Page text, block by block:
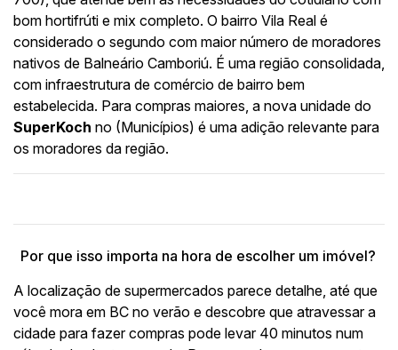
bom hortifrúti e mix completo. O bairro Vila Real é
considerado o segundo com maior número de moradores
nativos de Balneário Camboriú. É uma região consolidada,
com infraestrutura de comércio de bairro bem
estabelecida. Para compras maiores, a nova unidade do
SuperKoch no (Municípios) é uma adição relevante para
os moradores da região.
Por que isso importa na hora de escolher um imóvel?
A localização de supermercados parece detalhe, até que
você mora em BC no verão e descobre que atravessar a
cidade para fazer compras pode levar 40 minutos num